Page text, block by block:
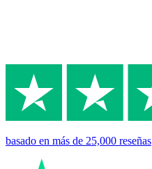
basado en más de 25,000 reseñas